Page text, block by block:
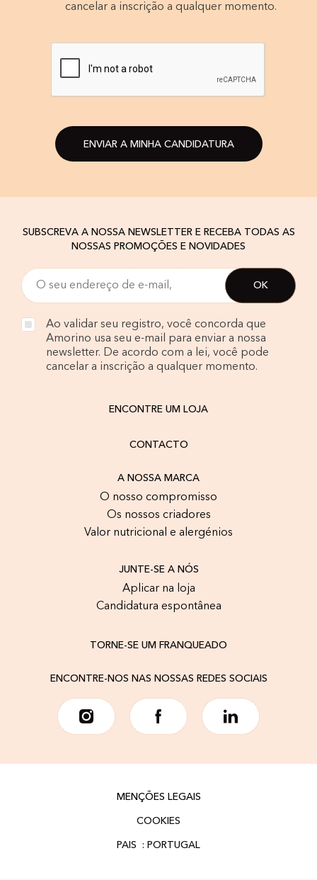
cancelar a inscrição a qualquer momento.
ENVIAR A MINHA CANDIDATURA
SUBSCREVA A NOSSA NEWSLETTER E RECEBA TODAS AS
NOSSAS PROMOÇÕES E NOVIDADES
Ao validar seu registro, você concorda que
Amorino usa seu e-mail para enviar a nossa
newsletter. De acordo com a lei, você pode
cancelar a inscrição a qualquer momento.
ENCONTRE UM LOJA
CONTACTO
A NOSSA MARCA
O nosso compromisso
Os nossos criadores
Valor nutricional e alergénios
JUNTE-SE A NÓS
Aplicar na loja
Candidatura espontânea
TORNE-SE UM FRANQUEADO
ENCONTRE-NOS NAS NOSSAS REDES SOCIAIS
MENÇÕES LEGAIS
COOKIES